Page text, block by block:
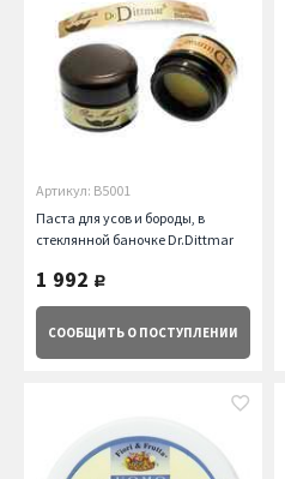
Артикул: B5001
Паста для усов и бороды, в
стеклянной баночке Dr.Dittmar
1 992 руб.
СООБЩИТЬ О ПОСТУПЛЕНИИ